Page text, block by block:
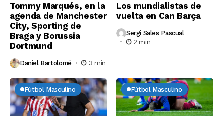
Tommy Marqués, en la
agenda de Manchester
City, Sporting de
Braga y Borussia
Dortmund
Daniel Bartolomé 3 min
Los mundialistas de
vuelta en Can Barça
Sergi Sales Pascual
2 min
Fútbol Masculino Fútbol Masculino